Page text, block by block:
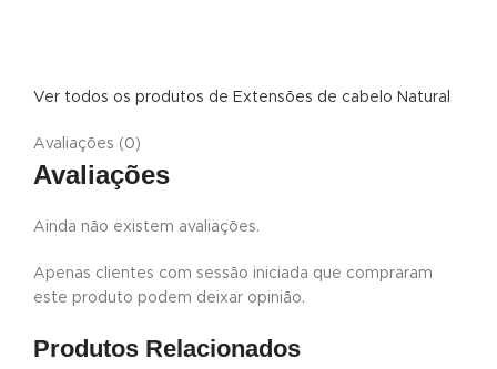
Ver todos os produtos de Extensões de cabelo Natural
Avaliações (0)
Avaliações
Ainda não existem avaliações.
Apenas clientes com sessão iniciada que compraram
este produto podem deixar opinião.
Produtos Relacionados